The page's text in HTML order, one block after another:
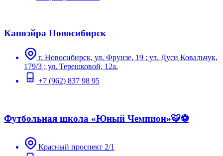
Капоэйра Новосибирск
г. Новосибирск, ул. Фрунзе, 19 ; ул. Дуси Ковальчук,
179/3 ; ул. Терешковой, 12а.
+7 (962) 837 98 95
Футбольная школа «Юный Чемпион»🐯⚽️
Красный проспект 2/1